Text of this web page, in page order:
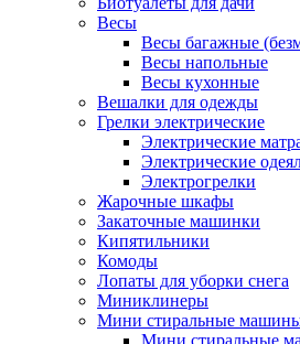
Весы
Весы багажные
Весы напольные
Весы кухонные
Вешалки для одежды
Грелки электрические
Электрические
Электрические
Электрогрелки
Жарочные шкафы
Закаточные машинки
Кипятильники
Комоды
Лопаты для уборки снега
Миниклинеры
Мини стиральные
Мини стиральные